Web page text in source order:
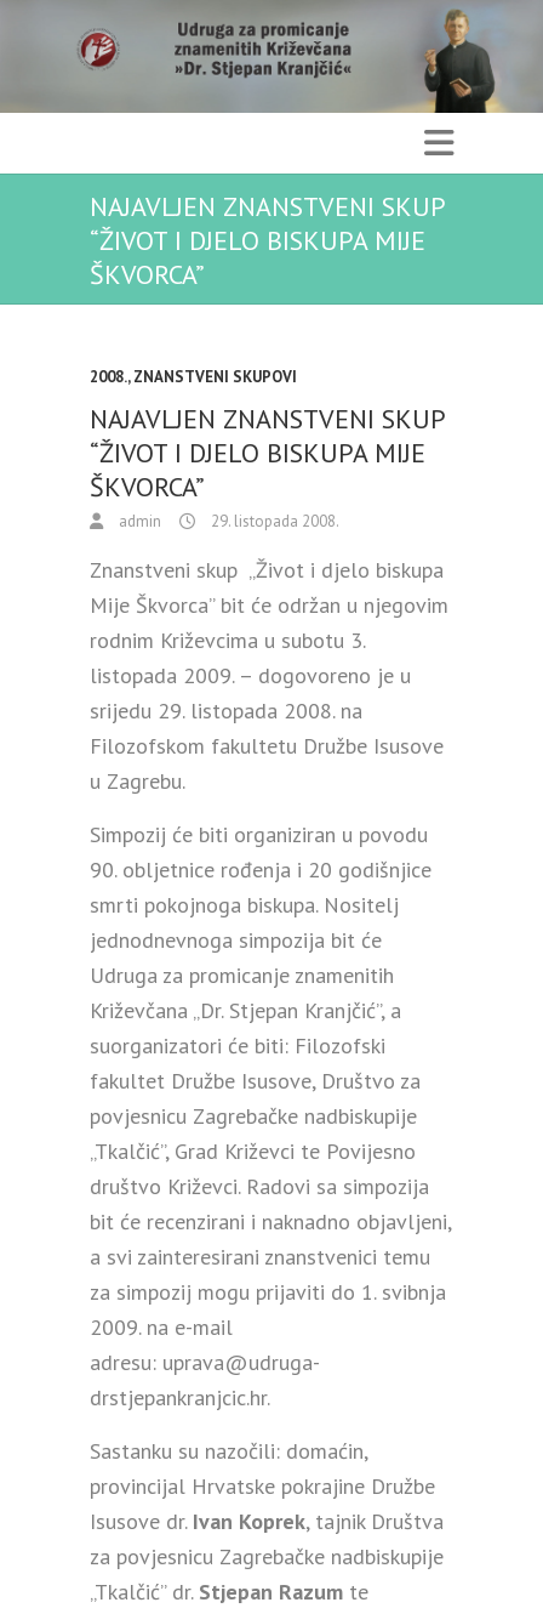
NAJAVLJEN ZNANSTVENI SKUP
“ŽIVOT I DJELO BISKUPA MIJE
ŠKVORCA”
2008.,ZNANSTVENI SKUPOVI
NAJAVLJEN ZNANSTVENI SKUP
“ŽIVOT I DJELO BISKUPA MIJE
ŠKVORCA”
admin 29. listopada 2008.
Znanstveni skup „Život i djelo biskupa
Mije Škvorca” bit će održan u njegovim
rodnim Križevcima u subotu 3.
listopada 2009. – dogovoreno je u
srijedu 29. listopada 2008. na
Filozofskom fakultetu Družbe Isusove
u Zagrebu.
Simpozij će biti organiziran u povodu
90. obljetnice rođenja i 20 godišnjice
smrti pokojnoga biskupa. Nositelj
jednodnevnoga simpozija bit će
Udruga za promicanje znamenitih
Križevčana „Dr. Stjepan Kranjčić”, a
suorganizatori će biti: Filozofski
fakultet Družbe Isusove, Društvo za
povjesnicu Zagrebačke nadbiskupije
„Tkalčić”, Grad Križevci te Povijesno
društvo Križevci. Radovi sa simpozija
bit će recenzirani i naknadno objavljeni,
a svi zainteresirani znanstvenici temu
za simpozij mogu prijaviti do 1. svibnja
2009. na e-mail
adresu: uprava@udruga-
drstjepankranjcic.hr.
Sastanku su nazočili: domaćin,
provincijal Hrvatske pokrajine Družbe
Isusove dr. Ivan Koprek, tajnik Društva
za povjesnicu Zagrebačke nadbiskupije
„Tkalčić” dr. Stjepan Razum te